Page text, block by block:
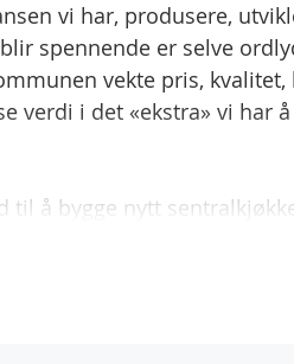
vi har, produsere,
spennende er selve
vekte pris,
verdi i det «ekstra» vi har
til å bygge nytt